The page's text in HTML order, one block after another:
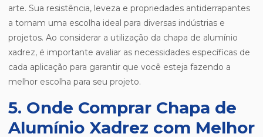
arte. Sua resistência, leveza e propriedades antiderrapantes
a tornam uma escolha ideal para diversas indústrias e
projetos. Ao considerar a utilização da chapa de alumínio
xadrez, é importante avaliar as necessidades específicas de
cada aplicação para garantir que você esteja fazendo a
melhor escolha para seu projeto.
5. Onde Comprar Chapa de
Alumínio Xadrez com Melhor